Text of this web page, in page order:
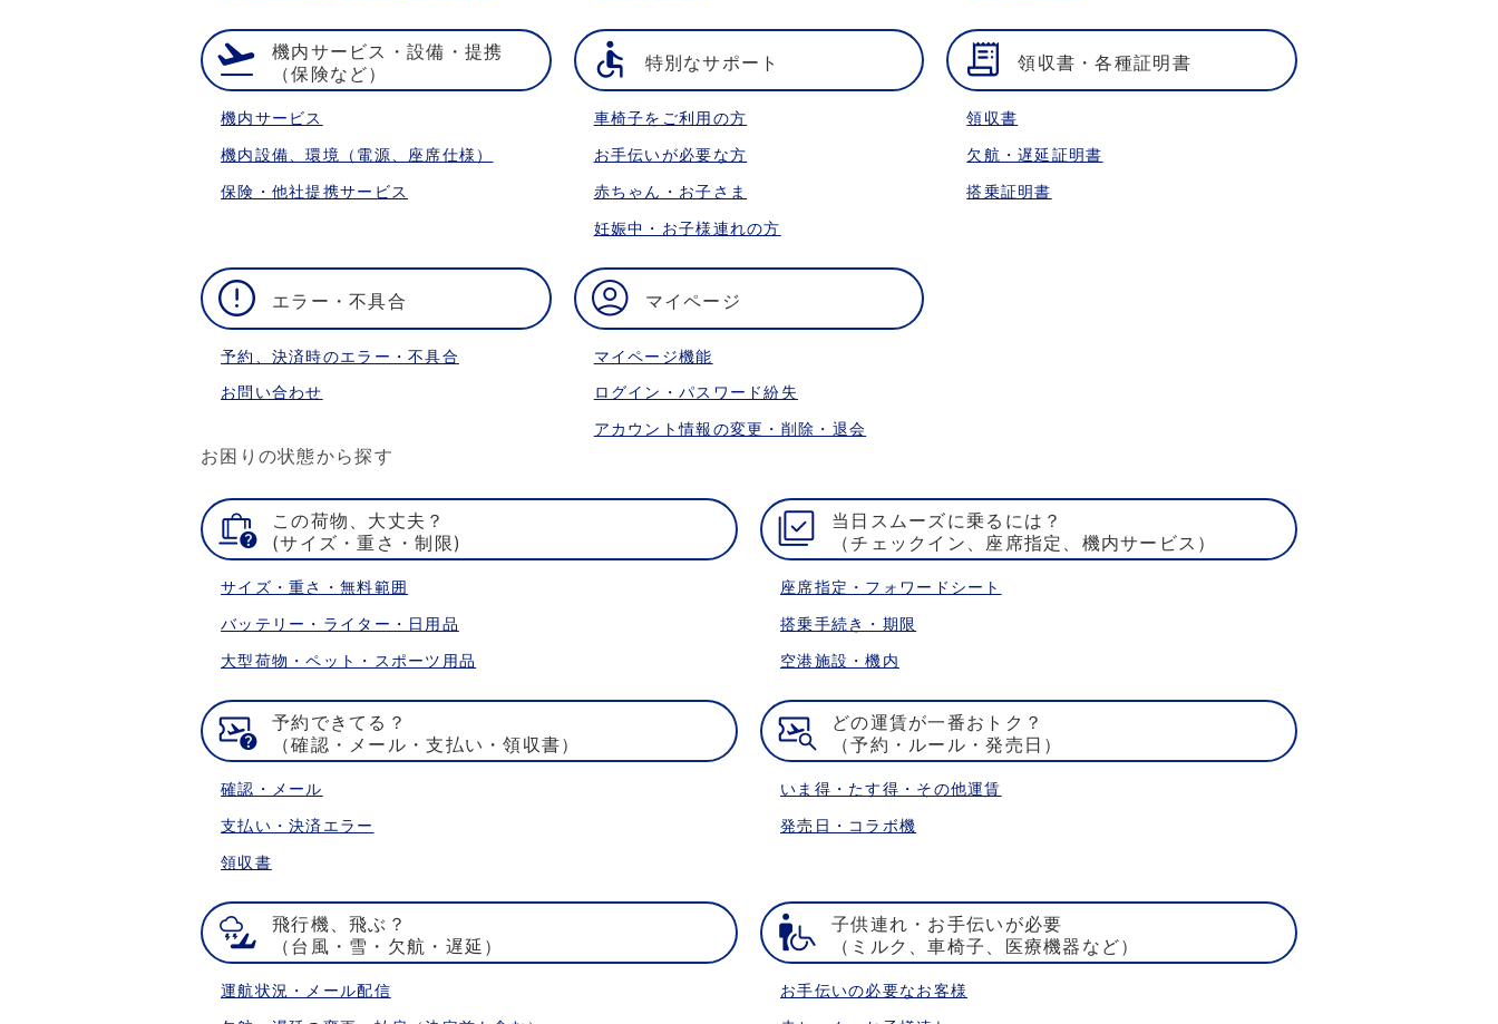
機内サービス・設備・提携
（保険など）
機内サービス
機内設備、環境（電源、座席仕様）
保険・他社提携サービス
特別なサポート
車椅子をご利用の方
お手伝いが必要な方
赤ちゃん・お子さま
妊娠中・お子様連れの方
領収書・各種証明書
領収書
欠航・遅延証明書
搭乗証明書
エラー・不具合
予約、決済時のエラー・不具合
お問い合わせ
マイページ
マイページ機能
ログイン・パスワード紛失
アカウント情報の変更・削除・退会
お困りの状態から探す
この荷物、大丈夫？
(サイズ・重さ・制限)
サイズ・重さ・無料範囲
バッテリー・ライター・日用品
大型荷物・ペット・スポーツ用品
当日スムーズに乗るには？
（チェックイン、座席指定、機内サービス）
座席指定・フォワードシート
搭乗手続き・期限
空港施設・機内
予約できてる？
（確認・メール・支払い・領収書）
確認・メール
支払い・決済エラー
領収書
どの運賃が一番おトク？
（予約・ルール・発売日）
いま得・たす得・その他運賃
発売日・コラボ機
飛行機、飛ぶ？
（台風・雪・欠航・遅延）
運航状況・メール配信
子供連れ・お手伝いが必要
（ミルク、車椅子、医療機器など）
お手伝いの必要なお客様